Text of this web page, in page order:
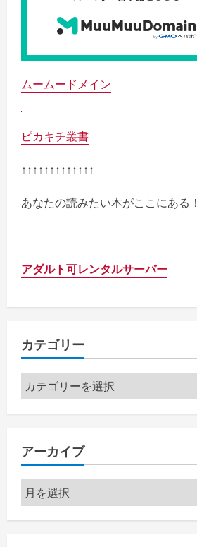
ムームードメイン
ピカキチ叢書
↑↑↑↑↑↑↑↑↑↑↑↑↑
あなたの読みたい本がここにある！
アダルト可レンタルサーバー
カテゴリー
カ
テ
ー
アーカイブ
ア
ー